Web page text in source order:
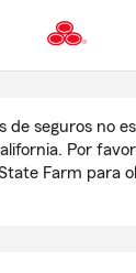
al
principal
de seguros no
Por
Farm para